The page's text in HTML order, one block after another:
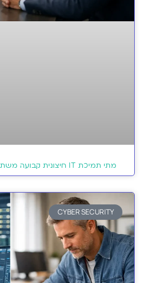
מתי תמיכת IT חיצונית קבועה משתלמת לעסק?
CYBER SECURITY